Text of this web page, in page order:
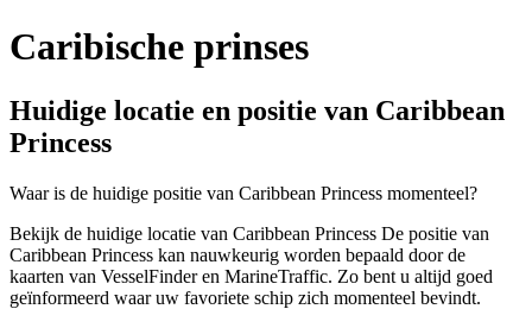
Caribische prinses
Huidige locatie en positie van Caribbean
Princess
Waar is de huidige positie van Caribbean Princess momenteel?
Bekijk de huidige locatie van Caribbean Princess De positie van
Caribbean Princess kan nauwkeurig worden bepaald door de
kaarten van VesselFinder en MarineTraffic. Zo bent u altijd goed
geïnformeerd waar uw favoriete schip zich momenteel bevindt.